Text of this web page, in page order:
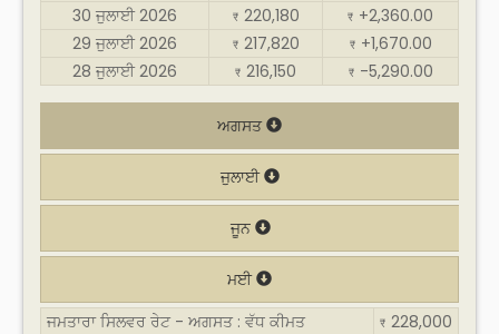
30 ਜੁਲਾਈ 2026
₹ 220,180 ₹ +2,360.00
29 ਜੁਲਾਈ 2026
₹ 217,820 ₹ +1,670.00
28 ਜੁਲਾਈ 2026
₹ 216,150 ₹ -5,290.00
ਅਗਸਤ
ਜੁਲਾਈ
ਜੂਨ
ਮਈ
ਜਮਤਾਰਾ ਸਿਲਵਰ ਰੇਟ - ਅਗਸਤ : ਵੱਧ ਕੀਮਤ
₹ 228,000